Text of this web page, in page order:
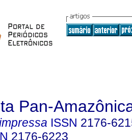
Pan-
ISSN 2176-
2176-6223